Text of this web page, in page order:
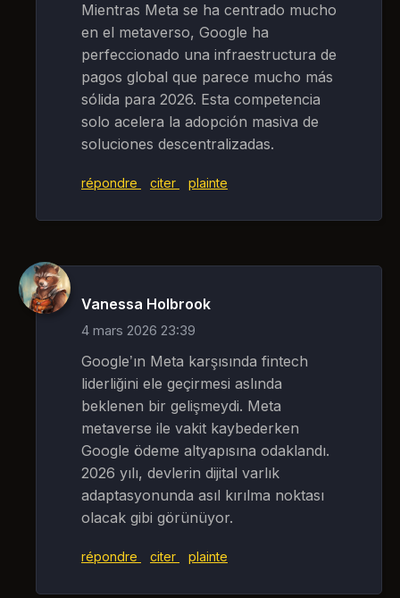
Mientras Meta se ha centrado mucho
en el metaverso, Google ha
perfeccionado una infraestructura de
pagos global que parece mucho más
sólida para 2026. Esta competencia
solo acelera la adopción masiva de
soluciones descentralizadas.
répondre citer plainte
Vanessa Holbrook
4 mars 2026 23:39
Google’ın Meta karşısında fintech
liderliğini ele geçirmesi aslında
beklenen bir gelişmeydi. Meta
metaverse ile vakit kaybederken
Google ödeme altyapısına odaklandı.
2026 yılı, devlerin dijital varlık
adaptasyonunda asıl kırılma noktası
olacak gibi görünüyor.
répondre citer plainte